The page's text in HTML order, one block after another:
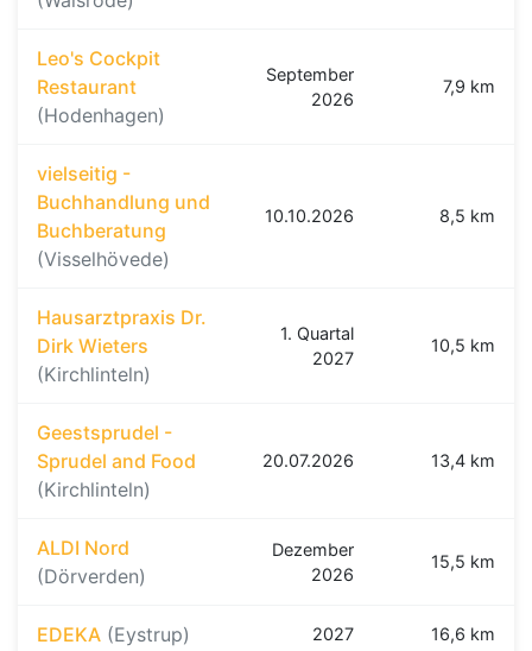
Leo's Cockpit
Restaurant
(Hodenhagen)
September
2026
7,9 km
vielseitig -
Buchhandlung und
Buchberatung
(Visselhövede)
10.10.2026 8,5 km
Hausarztpraxis Dr.
Dirk Wieters
(Kirchlinteln)
1. Quartal
2027
10,5 km
Geestsprudel -
Sprudel and Food
(Kirchlinteln)
20.07.2026 13,4 km
ALDI Nord
(Dörverden)
Dezember
2026
15,5 km
EDEKA (Eystrup) 2027 16,6 km